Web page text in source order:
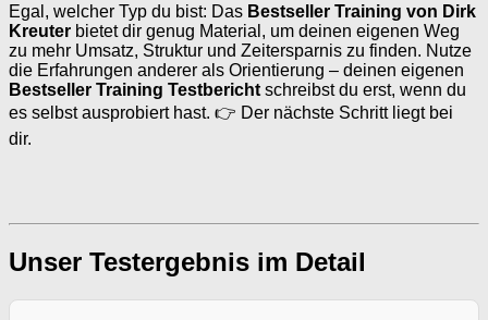
Egal, welcher Typ du bist: Das Bestseller Training von Dirk
Kreuter bietet dir genug Material, um deinen eigenen Weg
zu mehr Umsatz, Struktur und Zeitersparnis zu finden. Nutze
die Erfahrungen anderer als Orientierung – deinen eigenen
Bestseller Training Testbericht schreibst du erst, wenn du
es selbst ausprobiert hast. 👉 Der nächste Schritt liegt bei
dir.
Unser Testergebnis im Detail